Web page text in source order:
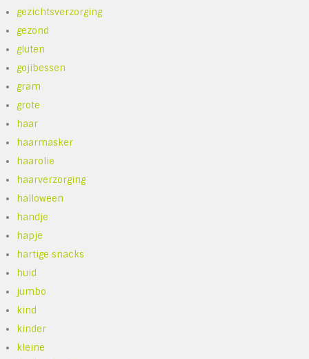
gezichtsverzorging
gezond
gluten
gojibessen
gram
grote
haar
haarmasker
haarolie
haarverzorging
halloween
handje
hapje
hartige snacks
huid
jumbo
kind
kinder
kleine